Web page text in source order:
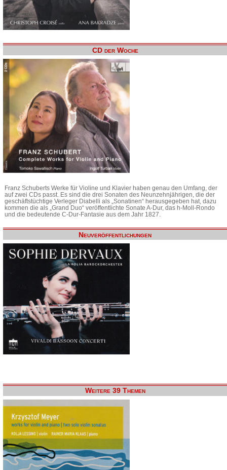
CD der Woche
Franz Schuberts Werke für Violine und Klavier haben genau den Umfang, der
auf zwei CDs passt. Es sind die drei Sonaten des Neunzehnjährigen, die der
geschäftstüchtige Verleger Diabelli als „Sonatinen“ herausgegeben hat, dazu
kommen die als „Grand Duo“ veröffentlichte Sonate A-Dur, das h-Moll-Rondo
und die bedeutende C-Dur-Fantasie aus dem Jahr 1827.
Neuveröffentlichungen
Weitere 39 Themen